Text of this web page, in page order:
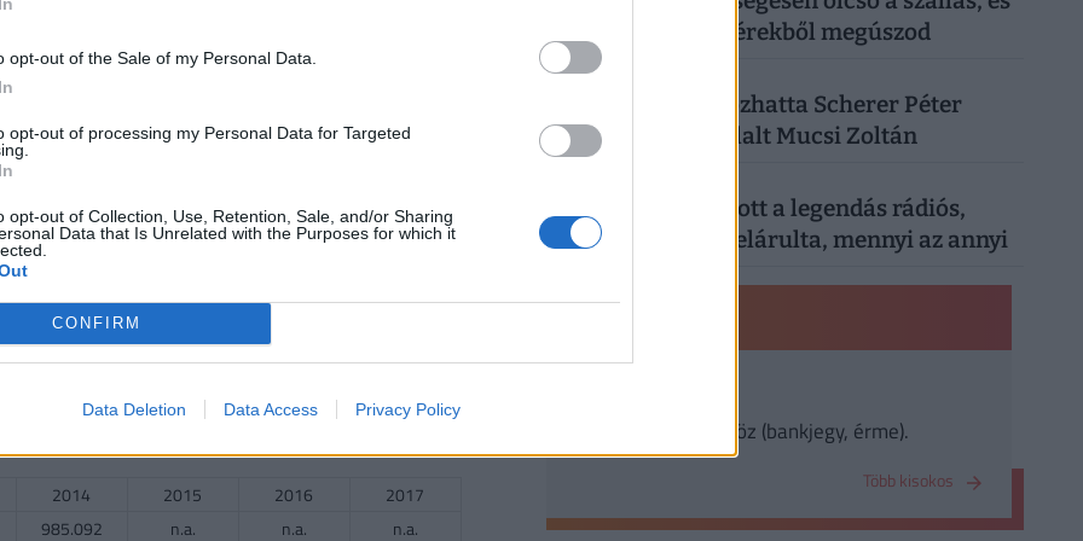
opt-out of the Sale of my Personal Data.
opt-out of processing my Personal Data for Targeted
opt-out of Collection, Use, Retention, Sale, and/or Sharing
Data that Is Unrelated with the Purposes for which it
CONFIRM
Data Deletion Data Access Privacy Policy
2014 2015 2016
száma
2014 2015 2016
2017
10.235 11.221 11.5 n.a.
2014 2015
(gyógyszertárak nélkül)
2014 2015 2016
2017
985.092 n.a. n.a. n.a.
a vacsorát is fillérekből megúszod
4 SZÓRAKOZÁS
Kiderült, mi okozhatta Scherer Péter
halálát: megszólalt Mucsi Zoltán
Nyugdíjáról vallott a legendás rádiós,
Bochkor Gábor: elárulta, mennyi az annyi
külföldi fizetőeszköz (bankjegy, érme).
Több kisokos